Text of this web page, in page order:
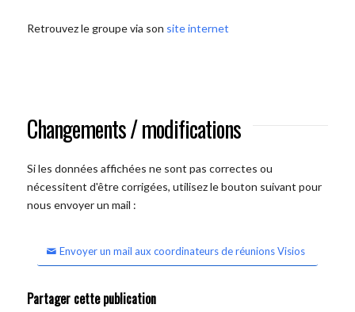
Retrouvez le groupe via son site internet
Changements / modifications
Si les données affichées ne sont pas correctes ou
nécessitent d'être corrigées, utilisez le bouton suivant pour
nous envoyer un mail :
Envoyer un mail aux coordinateurs de réunions Visios
Partager cette publication